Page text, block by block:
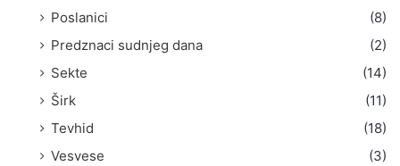
Poslanici
(8)
Predznaci sudnjeg dana
(2)
Sekte
(14)
Širk
(11)
Tevhid
(18)
Vesvese
(3)